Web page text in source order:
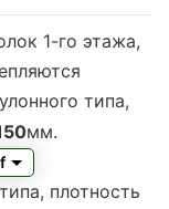
1-го этажа,
типа,
мм.
плотность